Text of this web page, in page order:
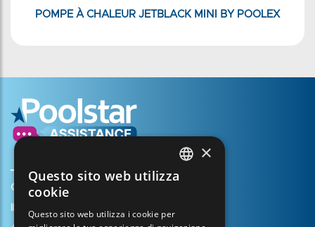
POMPE À CHALEUR JETBLACK MINI BY POOLEX
Creare il mio account
FRENCH
×
Questo sito web utilizza
cookie
Questo sito web utilizza i cookie per